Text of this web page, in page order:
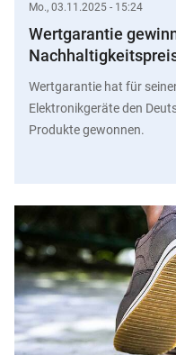
Mo., 03.11.2025 - 15:24
Wertgarantie
Wertgarantie hat für
Elektronikgeräte den
Produkte gewonnen.